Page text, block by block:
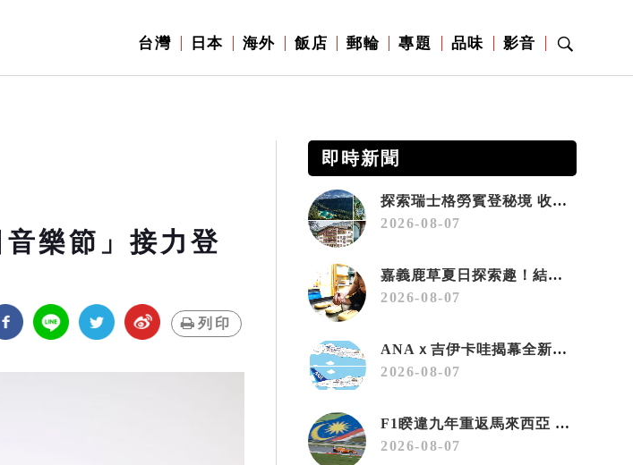
台灣 日本 海外 飯店 郵輪 專題 品味 影音
樂節」接力登
列印
即時新聞
探索瑞士格勞賓登秘境 收藏六種阿爾卑斯夏日療癒之旅
2026-08-07
嘉義鹿草夏日探索趣！結合科學、農場與自然的親子小旅行
2026-08-07
ANAｘ吉伊卡哇揭幕全新彩繪機「Chiikawa JET」
2026-08-07
F1睽違九年重返馬來西亞 三大國際賽事打造10月運動旅遊熱潮 賽車、自行車、路跑同週登場
2026-08-07